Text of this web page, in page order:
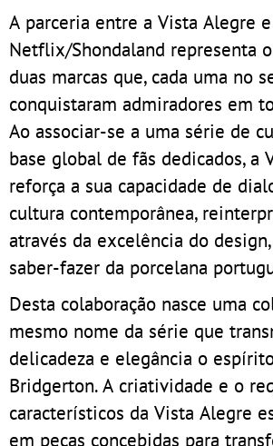
A parceria entre a Vista Alegre
Netflix/Shondaland representa
duas marcas que, cada uma no
conquistaram admiradores em
Ao associar-se a uma série de
base global de fãs dedicados, a
reforça a sua capacidade de
cultura contemporânea,
através da excelência do
saber-fazer da porcelana
Desta colaboração nasce uma
mesmo nome da série que
delicadeza e elegância o
Bridgerton. A criatividade e o
característicos da Vista Alegre
em peças concebidas para